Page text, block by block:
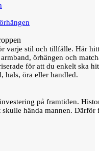
varje stil och tillfälle. Här
örhängen och
för att du enkelt ska
hals, öra eller handled.
på framtiden.
hända mannen.